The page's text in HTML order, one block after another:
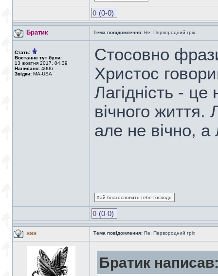
0 (0-0)
Братик Тема повідомлення: Re: Первородний гріх
Стать:
Востаннє тут були:
13 жовтня 2017, 04:39
Написано: 4006
Звідки: MA-USA
Стосовно
Христос
Лагідність -
вічного життя.
але не вічно,
Хай благословить тебе Господь!
0 (0-0)
sss Тема повідомлення: Re: Первородний гріх
Братик